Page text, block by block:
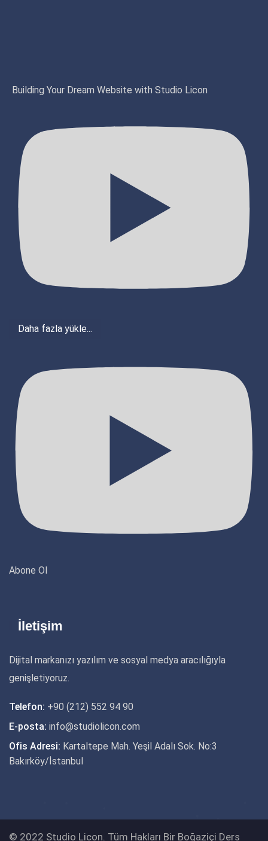
Building Your Dream Website with Studio Licon
Daha fazla yükle...
Abone Ol
İletişim
Dijital markanızı yazılım ve sosyal medya aracılığıyla
genişletiyoruz.
Telefon: +90 (212) 552 94 90
E-posta: info@studiolicon.com
Ofis Adresi: Kartaltepe Mah. Yeşil Adalı Sok. No:3
Bakırköy/İstanbul
© 2022 Studio Licon. Tüm Hakları Bir Boğaziçi Ders